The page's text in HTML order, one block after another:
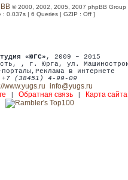
© 2000, 2002, 2005, 2007 phpBB Group
: 0.037s | 6 Queries | GZIP : Off ]
«ЮГС» , 2009 – 2015
, г. Юрга, ул.
, Реклама в интернете
+7 (38451) 4-99-09
www.yugs.ru info@yugs.ru
Обратная связь| Карта сайта